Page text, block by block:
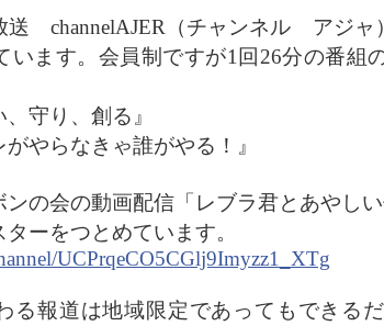
channelAJER（チャンネル アジャ
います。会員制ですが1回26分の番組
守り、創る』
やらなきゃ誰がやる！』
の会の動画配信「レブラ君とあやしい
ーをつとめています。
UCPrqeCO5CGlj9Imyzz1_XTg
る報道は地域限定であってもできる